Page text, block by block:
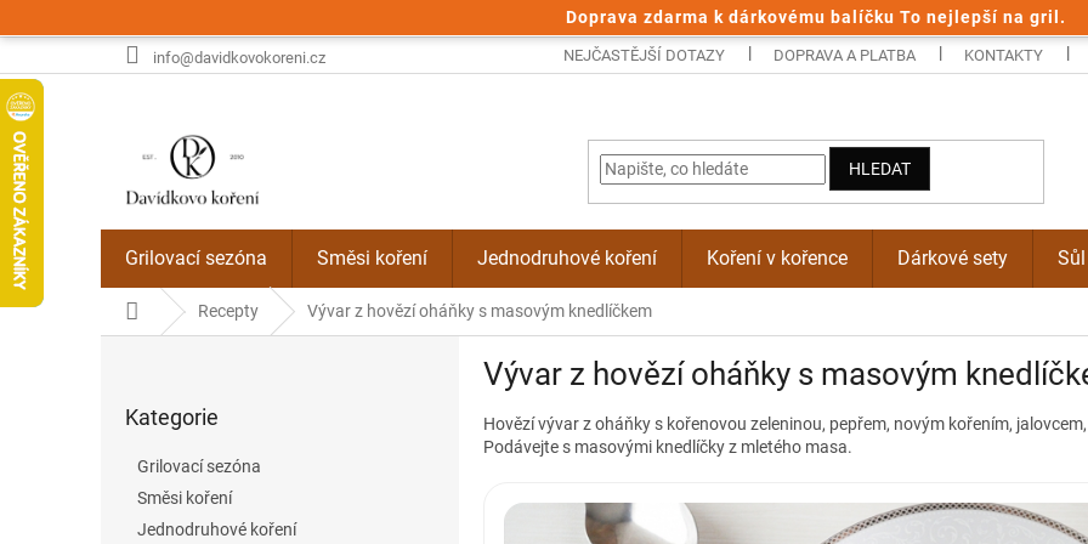
Doprava zdarma k dárkovému balíčku To nejlepší na gril.
na
info@davidkovokoreni.cz NEJČASTĚJŠÍ DOTAZY DOPRAVA A PLATBA KONTAKTY
HLEDAT
Grilovací sezóna Směsi koření Jednodruhové koření Koření v kořence Dárkové sety Sůl
Domů Recepty Vývar z hovězí oháňky s masovým knedlíčkem
kategorie
Kategorie
Grilovací sezóna
Směsi koření
Jednodruhové koření
Vývar z hovězí oháňky s masovým
Hovězí vývar z oháňky s kořenovou zeleninou, pepřem, novým kořením,
Podávejte s masovými knedlíčky z mletého masa.